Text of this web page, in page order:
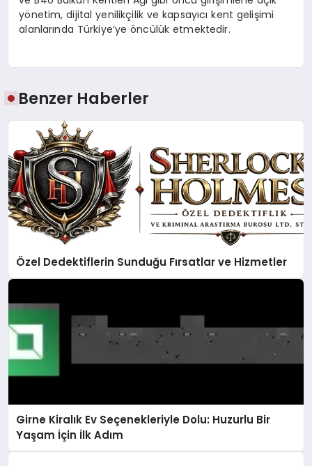
yönetim, dijital yenilikçilik ve kapsayıcı kent gelişimi
alanlarında Türkiye’ye öncülük etmektedir.
Benzer Haberler
Özel Dedektiflerin Sunduğu Fırsatlar ve Hizmetler
Girne Kiralık Ev Seçenekleriyle Dolu: Huzurlu Bir
Yaşam İçin İlk Adım